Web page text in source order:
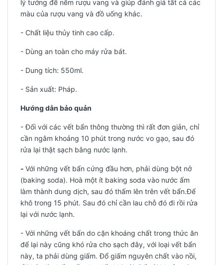
lý tưởng để nếm rượu vang và giúp đánh giá tất cả các
màu của rượu vang và đồ uống khác.
- Chất liệu thủy tinh cao cấp.
- Dùng an toàn cho máy rửa bát.
- Dung tích: 550ml.
- Sản xuất: Pháp.
Hướng dẫn bảo quản
- Đối với các vết bẩn thông thường thì rất đơn giản, chỉ
cần ngâm khoảng 10 phút trong nước vo gạo, sau đó
rửa lại thật sạch bằng nước lạnh.
- Với những vết bẩn cứng đầu hơn, phải dùng bột nở
(baking soda). Hoà một ít baking soda vào nước ấm
làm thành dung dịch, sau đó thấm lên trên vết bẩn.Để
khô trong 15 phút. Sau đó chỉ cần lau chỗ đó đi rồi rửa
lại với nước lạnh.
- Với những vết bẩn do cặn khoáng chất trong thức ăn
để lại này cũng khó rửa cho sạch đây, với loại vết bẩn
này, ta phải dùng giấm. Đổ giấm nguyên chất vào nồi,